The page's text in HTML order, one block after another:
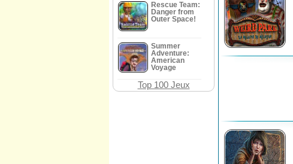
Rescue Team:
Danger from
Outer Space!
Summer
Adventure:
American
Voyage
Top 100 Jeux